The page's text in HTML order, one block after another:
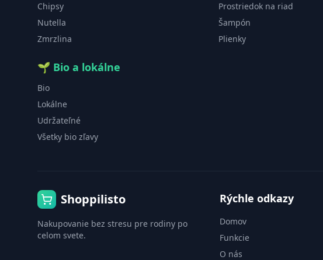
Chipsy
Nutella
Zmrzlina
Prostriedok na riad
Šampón
Plienky
🌱 Bio a lokálne
Bio
Lokálne
Udržateľné
Všetky bio zľavy
Shoppilisto
Nakupovanie bez stresu pre rodiny po
celom svete.
Rýchle odkazy
Domov
Funkcie
O nás